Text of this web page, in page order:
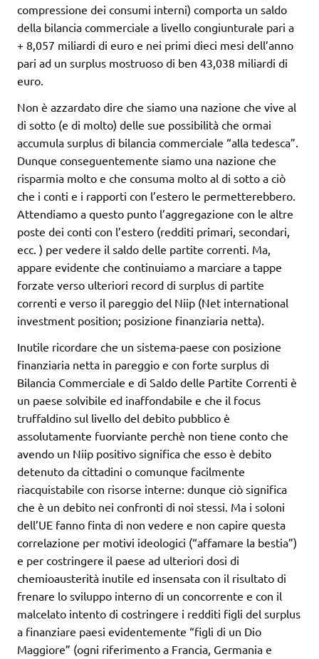
compressione dei consumi interni) comporta un saldo
della bilancia commerciale a livello congiunturale pari a
+ 8,057 miliardi di euro e nei primi dieci mesi dell’anno
pari ad un surplus mostruoso di ben 43,038 miliardi di
euro.
Non è azzardato dire che siamo una nazione che vive al
di sotto (e di molto) delle sue possibilità che ormai
accumula surplus di bilancia commerciale “alla tedesca”.
Dunque conseguentemente siamo una nazione che
risparmia molto e che consuma molto al di sotto a ciò
che i conti e i rapporti con l’estero le permetterebbero.
Attendiamo a questo punto l’aggregazione con le altre
poste dei conti con l’estero (redditi primari, secondari,
ecc. ) per vedere il saldo delle partite correnti. Ma,
appare evidente che continuiamo a marciare a tappe
forzate verso ulteriori record di surplus di partite
correnti e verso il pareggio del Niip (Net international
investment position; posizione finanziaria netta).
Inutile ricordare che un sistema-paese con posizione
finanziaria netta in pareggio e con forte surplus di
Bilancia Commerciale e di Saldo delle Partite Correnti è
un paese solvibile ed inaffondabile e che il focus
truffaldino sul livello del debito pubblico è
assolutamente fuorviante perchè non tiene conto che
avendo un Niip positivo significa che esso è debito
detenuto da cittadini o comunque facilmente
riacquistabile con risorse interne: dunque ciò significa
che è un debito nei confronti di noi stessi. Ma i soloni
dell’UE fanno finta di non vedere e non capire questa
correlazione per motivi ideologici (“affamare la bestia”)
e per costringere il paese ad ulteriori dosi di
chemioausterità inutile ed insensata con il risultato di
frenare lo sviluppo interno di un concorrente e con il
malcelato intento di costringere i redditi figli del surplus
a finanziare paesi evidentemente “figli di un Dio
Maggiore” (ogni riferimento a Francia, Germania e